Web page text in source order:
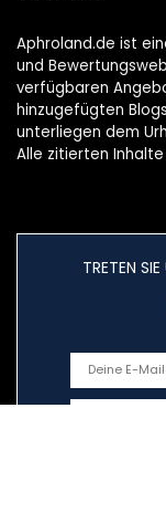
Aphroland.de ist
und
verfügbaren
hinzugefügten
unterliegen dem
Alle zitierten
TRETEN